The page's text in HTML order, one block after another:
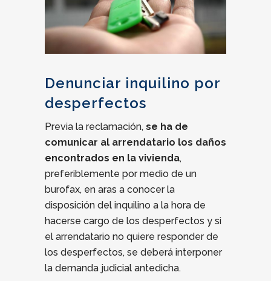
Denunciar inquilino por
desperfectos
Previa la reclamación, se ha de
comunicar al arrendatario los daños
encontrados en la vivienda,
preferiblemente por medio de un
burofax, en aras a conocer la
disposición del inquilino a la hora de
hacerse cargo de los desperfectos y si
el arrendatario no quiere responder de
los desperfectos, se deberá interponer
la demanda judicial antedicha.